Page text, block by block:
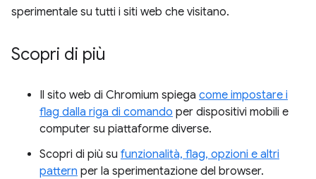
sperimentale su tutti i siti web che visitano.
Scopri di più
Il sito web di Chromium spiega come impostare i
flag dalla riga di comando per dispositivi mobili e
computer su piattaforme diverse.
Scopri di più su funzionalità, flag, opzioni e altri
pattern per la sperimentazione del browser.